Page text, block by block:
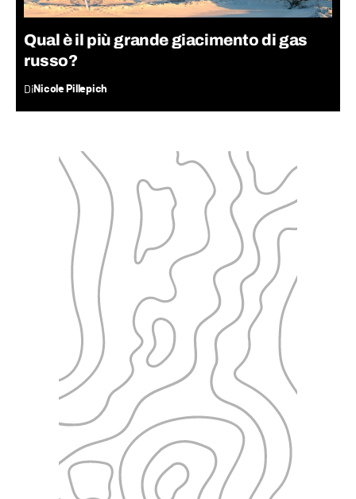
Qual è il più grande giacimento di gas
russo?
DiNicole Pillepich